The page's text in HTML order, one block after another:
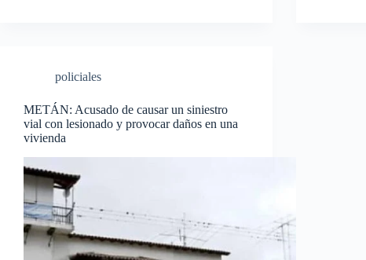
policiales
METÁN: Acusado de causar un siniestro
vial con lesionado y provocar daños en una
vivienda